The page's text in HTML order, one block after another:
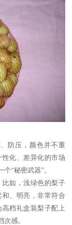
防压，颜色并不重
化、差异化的市场
“秘密武器”。
如，浅绿色的梨子
、明亮，非常符合
档礼盒装梨子配上
感。